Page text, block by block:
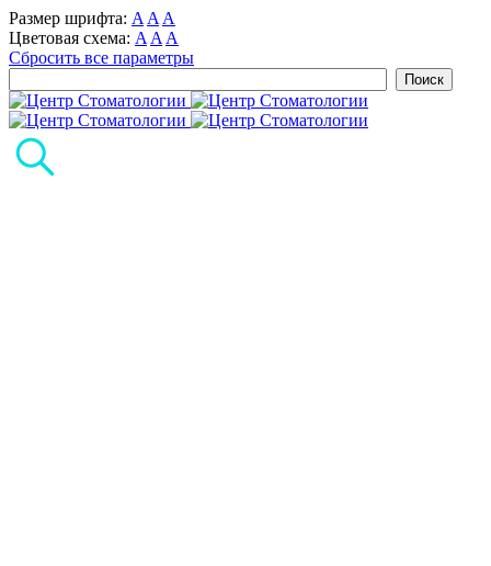
Размер шрифта: A A A
Цветовая схема: A A A
Сбросить все параметры